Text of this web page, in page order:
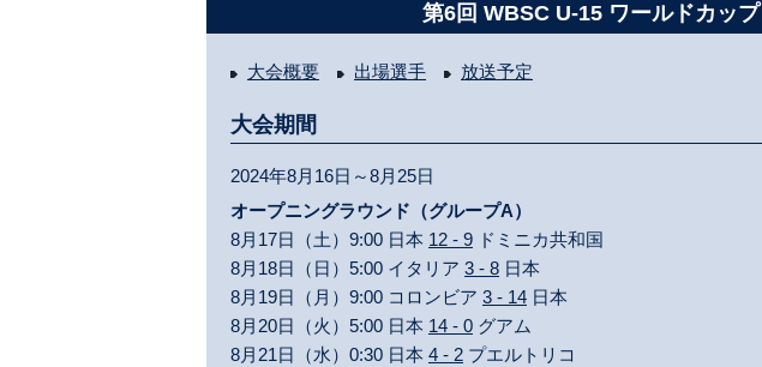
第6回 WBSC U-15 ワールドカップ
大会概要 出場選手 放送予定
大会期間
2024年8月16日～8月25日
オープニングラウンド（グループA）
8月17日（土）9:00 日本 12 - 9 ドミニカ共和国
8月18日（日）5:00 イタリア 3 - 8 日本
8月19日（月）9:00 コロンビア 3 - 14 日本
8月20日（火）5:00 日本 14 - 0 グアム
8月21日（水）0:30 日本 4 - 2 プエルトリコ